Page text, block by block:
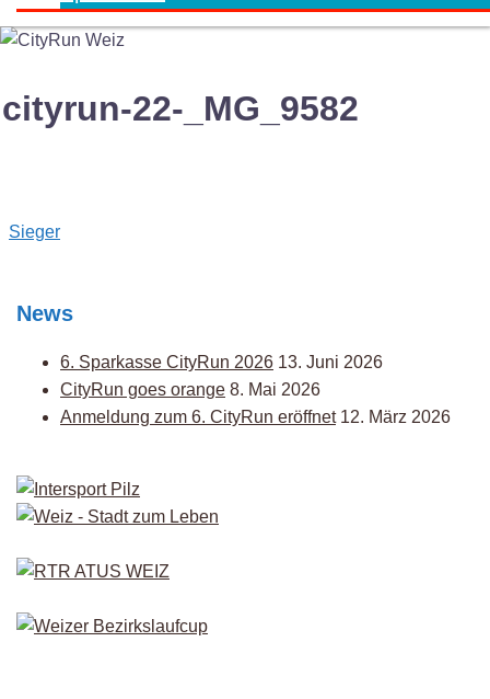
cityrun-22-_MG_9582
Post
Sieger
News
6. Sparkasse CityRun 2026 13. Juni 2026
CityRun goes orange 8. Mai 2026
Anmeldung zum 6. CityRun eröffnet 12. März 2026